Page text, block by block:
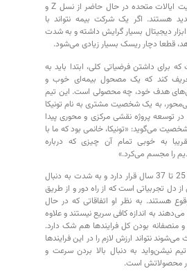
تقریبا 50 درصد از جمعیت ایالات متحده در حال حاضر از نسل Z و
هستند. اگر یک شرکت بیمه نتواند با
دیجیتال بسیار گرایش داشته و به شدت
دهد، قطعا دچار ریسک بسیار زیادی می‌شود.
برای داشتن فرضیاتی کلی، ابتدا باید به
کند که یک مصحول بیمه‌ای خوب و
هدف خود، چه محصولی است. این تیم
به یک شخصیت مشتری به نام تونیکا
توسعه پروژه نقشی مرکزی و محوری پیدا
می‌گوید: «تونیکا، خانمی بود که ما با
به خوبی تمام آن چیزی که درباره
را مجسم می‌کرد.»
تونیکا در حد فاصل سنی 25 تا 37 سال قرار دارد و به شدت به دنبال
از دل تجربیاتی است که از راه دور و از طریق
هستند. به نظر او اتفاقاتی که در حال
به اندازه کافی سریع نیستند و علاوه
منصفانه بودن کل فرایندها هم شک دارد.
نتواند ارزش لازم را در این فرایندها
نیشن‌واید به دنبال بالا بردن سرعت و
محصولاتش است.